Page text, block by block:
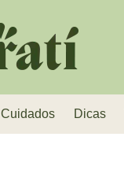
Cuidados Dicas